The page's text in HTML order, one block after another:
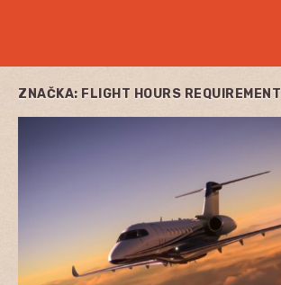
ZNAČKA: FLIGHT HOURS REQUIREMENT